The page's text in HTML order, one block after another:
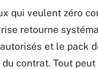
qui veulent zéro
retourne
et le pack
contrat. Tout